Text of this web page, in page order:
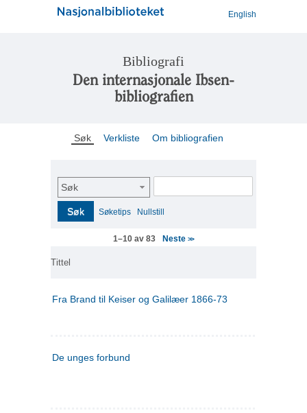
English
Bibliografi
Den internasjonale Ibsen-
bibliografien
Søk Verkliste Om bibliografien
Søk
Søk Søketips Nullstill
1–10 av 83 Neste>>
Tittel
Fra Brand til Keiser og Galilæer 1866-73
De unges forbund